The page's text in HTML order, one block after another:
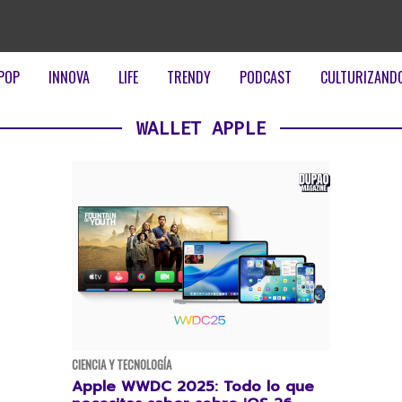
INNOVA LIFE TRENDY PODCAST
WALLET APPLE
CIENCIA Y TECNOLOGÍA
Apple WWDC 2025: Todo lo que